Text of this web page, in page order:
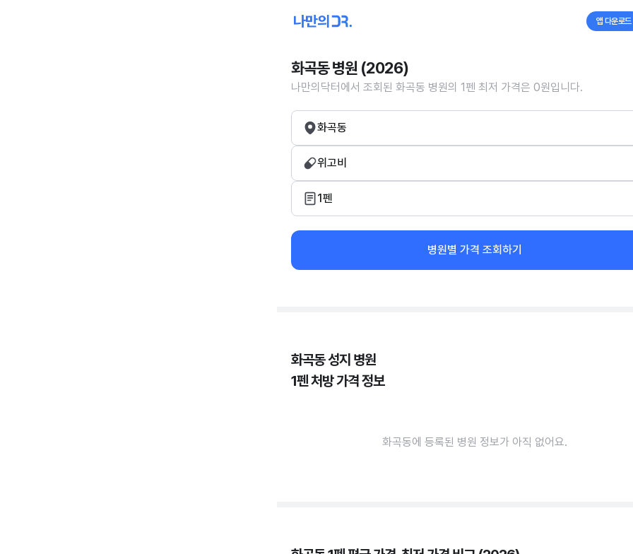
앱 다운로드
화곡동 병원 (2026)
나만의닥터에서 조회된 화곡동 병원의 1펜 최저 가격은 0원입니다.
화곡동
위고비
1펜
병원별 가격 조회하기
화곡동 성지 병원
1펜 처방 가격 정보
화곡동에 등록된 병원 정보가 아직 없어요.